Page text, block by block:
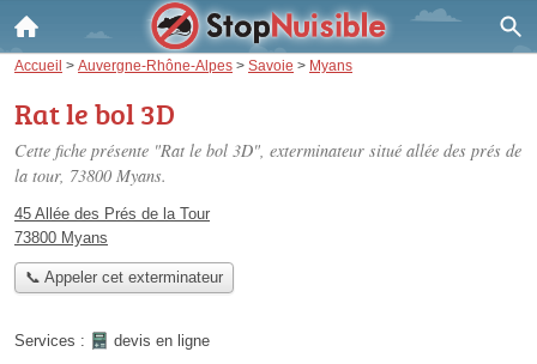
Accueil > Auvergne-Rhône-Alpes > Savoie > Myans
Rat le bol 3D
Cette fiche présente "Rat le bol 3D", exterminateur situé allée des prés de
la tour, 73800 Myans.
45 Allée des Prés de la Tour
73800 Myans
📞 Appeler cet exterminateur
Services : devis en ligne